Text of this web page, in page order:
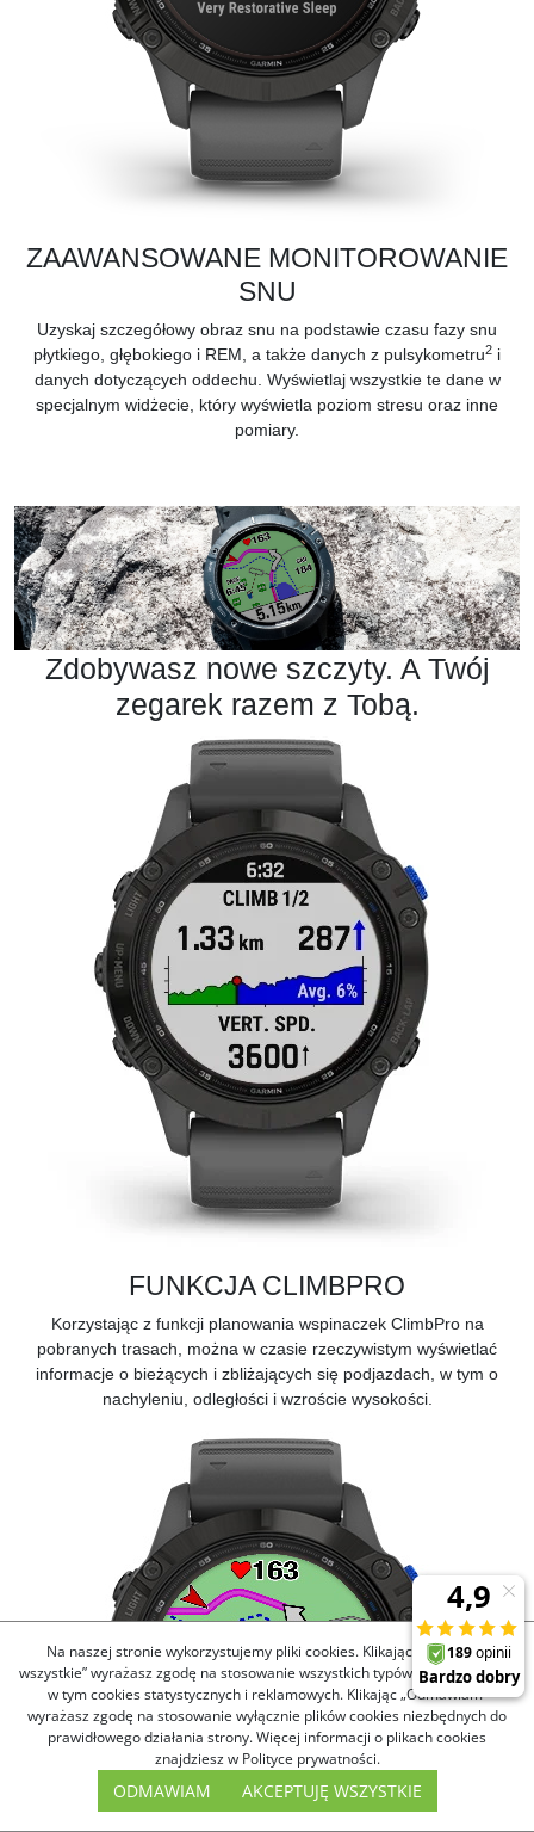
ZAAWANSOWANE MONITOROWANIE
SNU
Uzyskaj szczegółowy obraz snu na podstawie czasu fazy snu
płytkiego, głębokiego i REM, a także danych z pulsykometru2 i
danych dotyczących oddechu. Wyświetlaj wszystkie te dane w
specjalnym widżecie, który wyświetla poziom stresu oraz inne
pomiary.
Zdobywasz nowe szczyty. A Twój
zegarek razem z Tobą.
FUNKCJA CLIMBPRO
Korzystając z funkcji planowania wspinaczek ClimbPro na
pobranych trasach, można w czasie rzeczywistym wyświetlać
informacje o bieżących i zbliżających się podjazdach, w tym o
nachyleniu, odległości i wzroście wysokości.
Na naszej stronie wykorzystujemy pliki cookies. Klikając „Akceptuję
wszystkie” wyrażasz zgodę na stosowanie wszystkich typów plików cookies,
w tym cookies statystycznych i reklamowych. Klikając „Odmawiam”
wyrażasz zgodę na stosowanie wyłącznie plików cookies niezbędnych do
prawidłowego działania strony. Więcej informacji o plikach cookies
znajdziesz w Polityce prywatności.
ODMAWIAM AKCEPTUJĘ WSZYSTKIE